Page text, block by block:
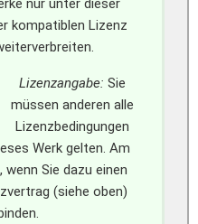
nur unter dieser
kompatiblen Lizenz
Lizenzangabe: Sie
müssen anderen alle
Lizenzbedingungen
Werk gelten. Am
Sie dazu einen
(siehe oben)